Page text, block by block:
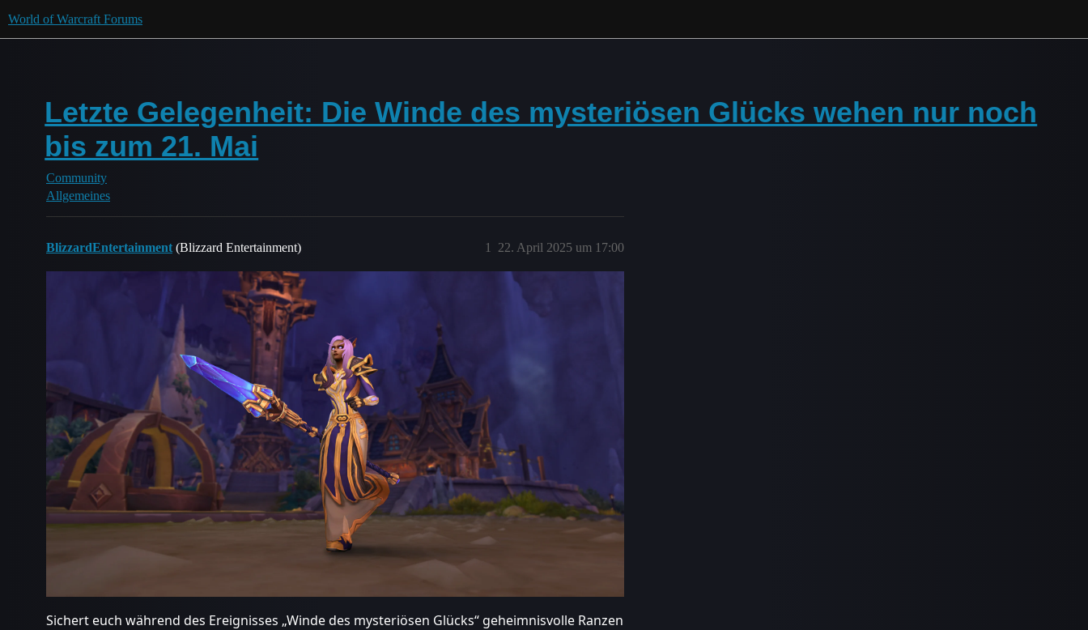
World of Warcraft Forums
Letzte Gelegenheit: Die Winde des mysteriösen Glücks wehen nur noch
bis zum 21. Mai
Community
Allgemeines
BlizzardEntertainment (Blizzard Entertainment) 22. April 2025 um 17:00
1
Sichert euch während des Ereignisses „Winde des mysteriösen Glücks“ geheimnisvolle Ranzen